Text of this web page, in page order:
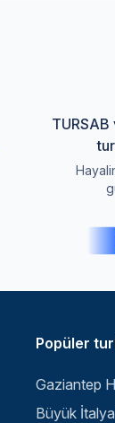
TURSAB
Popüler